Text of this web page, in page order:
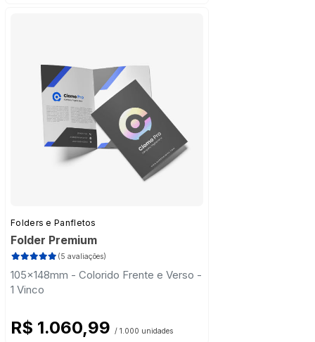
Folders e Panfletos
Folder Premium
(5 avaliações)
105x148mm - Colorido Frente e Verso -
1 Vinco
R$ 1.060,99 / 1.000 unidades